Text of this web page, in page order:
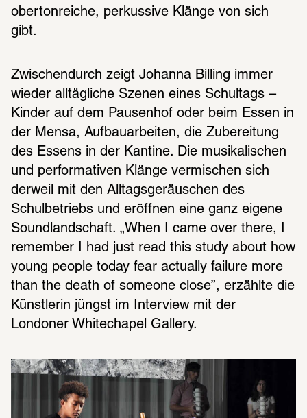
obertonreiche, perkussive Klänge von sich
gibt.
Zwischendurch zeigt Johanna Billing immer
wieder alltägliche Szenen eines Schultags –
Kinder auf dem Pausenhof oder beim Essen in
der Mensa, Aufbauarbeiten, die Zubereitung
des Essens in der Kantine. Die musikalischen
und performativen Klänge vermischen sich
derweil mit den Alltagsgeräuschen des
Schulbetriebs und eröffnen eine ganz eigene
Soundlandschaft. „When I came over there, I
remember I had just read this study about how
young people today fear actually failure more
than the death of someone close”, erzählte die
Künstlerin jüngst im Interview mit der
Londoner Whitechapel Gallery.